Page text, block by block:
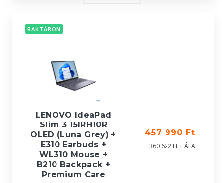
RAKTÁRON
LENOVO IdeaPad
Slim 3 15IRH10R
OLED (Luna Grey) +
E310 Earbuds +
WL310 Mouse +
B210 Backpack +
Premium Care
457 990 Ft
360 622 Ft + ÁFA